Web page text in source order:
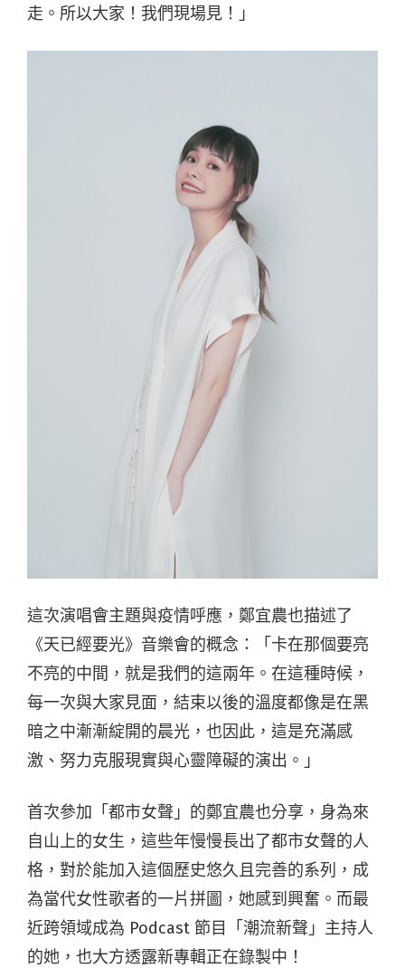
走。所以大家！我們現場見！」
這次演唱會主題與疫情呼應，鄭宜農也描述了
《天已經要光》音樂會的概念：「卡在那個要亮
不亮的中間，就是我們的這兩年。在這種時候，
每一次與大家見面，結束以後的溫度都像是在黑
暗之中漸漸綻開的晨光，也因此，這是充滿感
激、努力克服現實與心靈障礙的演出。」
首次參加「都市女聲」的鄭宜農也分享，身為來
自山上的女生，這些年慢慢長出了都市女聲的人
格，對於能加入這個歷史悠久且完善的系列，成
為當代女性歌者的一片拼圖，她感到興奮。而最
近跨領域成為 Podcast 節目「潮流新聲」主持人
的她，也大方透露新專輯正在錄製中！